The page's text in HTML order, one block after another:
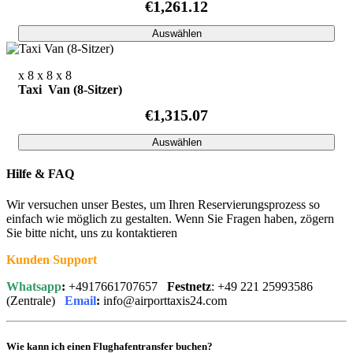
€1,261.12
Auswählen
x 8 x 8 x 8
Taxi Van (8-Sitzer)
€1,315.07
Auswählen
Hilfe & FAQ
Wir versuchen unser Bestes, um Ihren Reservierungsprozess so
einfach wie möglich zu gestalten. Wenn Sie Fragen haben, zögern
Sie bitte nicht, uns zu kontaktieren
Kunden Support
Whatsapp: +4917661707657 Festnetz: +49 221 25993586
(Zentrale) Email: info@airporttaxis24.com
Wie kann ich einen Flughafentransfer buchen?